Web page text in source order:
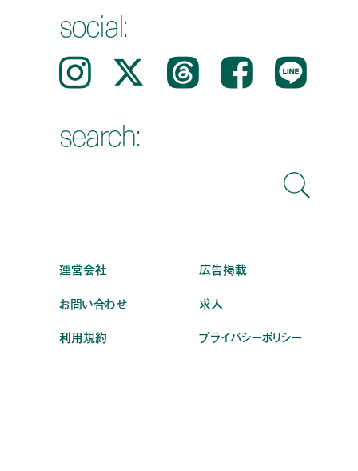
social:
Instagram 𝕏 Threads Facebook LINE
search:
運営会社
広告掲載
お問い合わせ
求人
利用規約
プライバシーポリシー